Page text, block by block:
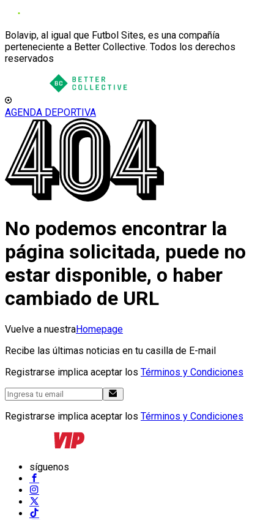
Bolavip, al igual que Futbol Sites, es una compañía
perteneciente a Better Collective. Todos los derechos
reservados
AGENDA DEPORTIVA
No podemos encontrar la
página solicitada, puede no
estar disponible, o haber
cambiado de URL
Vuelve a nuestraHomepage
Recibe las últimas noticias en tu casilla de E-mail
Registrarse implica aceptar los Términos y Condiciones
Registrarse implica aceptar los Términos y Condiciones
síguenos